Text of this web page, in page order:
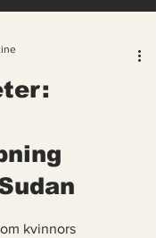
av 5 stjärnor.
kvinnors